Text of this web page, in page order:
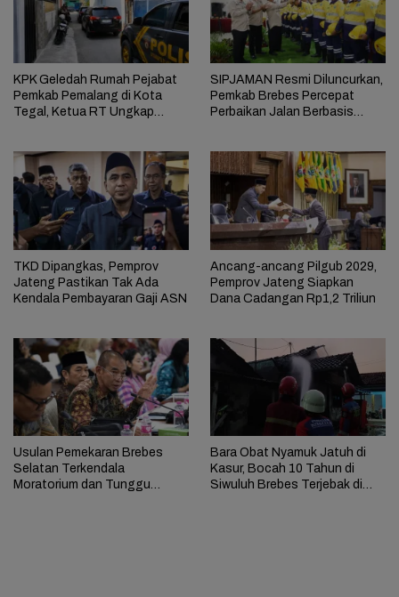
KPK Geledah Rumah Pejabat
Pemkab Pemalang di Kota
Tegal, Ketua RT Ungkap
SIPJAMAN Resmi Diluncurkan,
Pemkab Brebes Percepat
Perbaikan Jalan Berbasis
TKD Dipangkas, Pemprov
Jateng Pastikan Tak Ada
Kendala Pembayaran Gaji ASN
Ancang-ancang Pilgub 2029,
Pemprov Jateng Siapkan
Dana Cadangan Rp1,2 Triliun
Usulan Pemekaran Brebes
Selatan Terkendala
Moratorium dan Tunggu
Bara Obat Nyamuk Jatuh di
Kasur, Bocah 10 Tahun di
Siwuluh Brebes Terjebak di